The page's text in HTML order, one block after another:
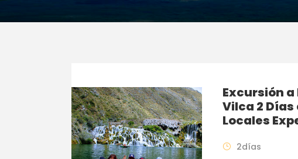
Excursión
Vilca 2
Locales
2días